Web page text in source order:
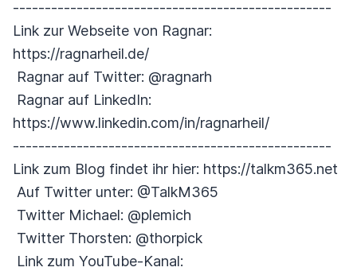
--------------------------------------------------
Link zur Webseite von Ragnar:
https://ragnarheil.de/
Ragnar auf Twitter: @ragnarh
Ragnar auf LinkedIn:
https://www.linkedin.com/in/ragnarheil/
--------------------------------------------------
Link zum Blog findet ihr hier: https://talkm365.net
Auf Twitter unter: @TalkM365
Twitter Michael: @plemich
Twitter Thorsten: @thorpick
Link zum YouTube-Kanal: